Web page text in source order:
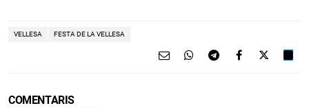
VELLESA FESTA DE LA VELLESA
COMENTARIS